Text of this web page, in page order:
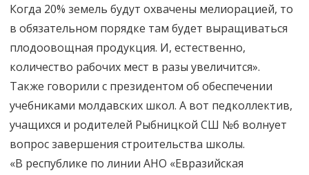
Когда 20% земель будут охвачены мелиорацией, то
в обязательном порядке там будет выращиваться
плодоовощная продукция. И, естественно,
количество рабочих мест в разы увеличится».
Также говорили с президентом об обеспечении
учебниками молдавских школ. А вот педколлектив,
учащихся и родителей Рыбницкой СШ №6 волнует
вопрос завершения строительства школы.
«В республике по линии АНО «Евразийская